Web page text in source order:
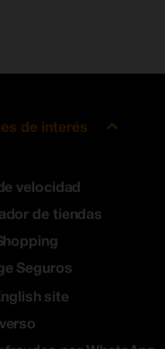
de interés
velocidad
de tiendas
Seguros
site